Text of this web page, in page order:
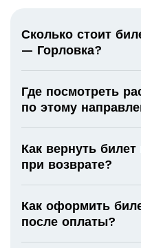
Сколько стоит
— Горловка?
Где посмотреть
по этому
Как вернуть
при возврате?
Как оформить
после оплаты?